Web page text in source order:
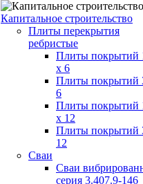
Капитальное строительство
Плиты перекрытия
ребристые
Плиты покрытий
x 6
Плиты покрытий
6
Плиты покрытий
x 12
Плиты покрытий
12
Сваи
Сваи
серия 3.407.9-146